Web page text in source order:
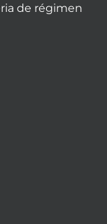
de régimen